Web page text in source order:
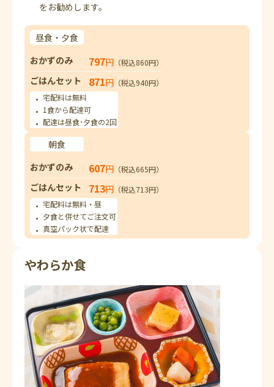
をお勧めします。
昼食・夕食
おかずのみ
797円 （税込860円）
ごはんセット 871円 （税込940円）
宅配料は無料
1食から配達可
配達は昼食･夕食の2回
朝食
おかずのみ
607円 （税込665円）
ごはんセット 713円 （税込713円）
宅配料は無料・昼
夕食と併せてご注文可
真空パック状で配達
やわらか食